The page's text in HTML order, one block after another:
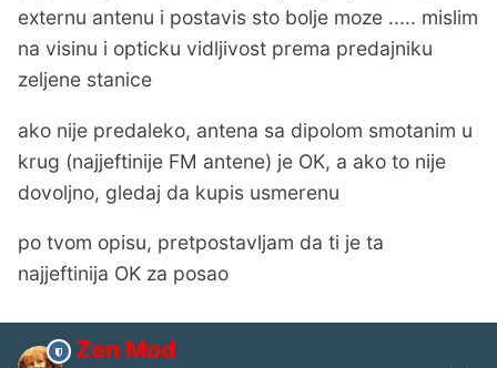
externu antenu i postavis sto bolje moze ..... mislim
na visinu i opticku vidljivost prema predajniku
zeljene stanice
ako nije predaleko, antena sa dipolom smotanim u
krug (najjeftinije FM antene) je OK, a ako to nije
dovoljno, gledaj da kupis usmerenu
po tvom opisu, pretpostavljam da ti je ta
najjeftinija OK za posao
Zen Mod